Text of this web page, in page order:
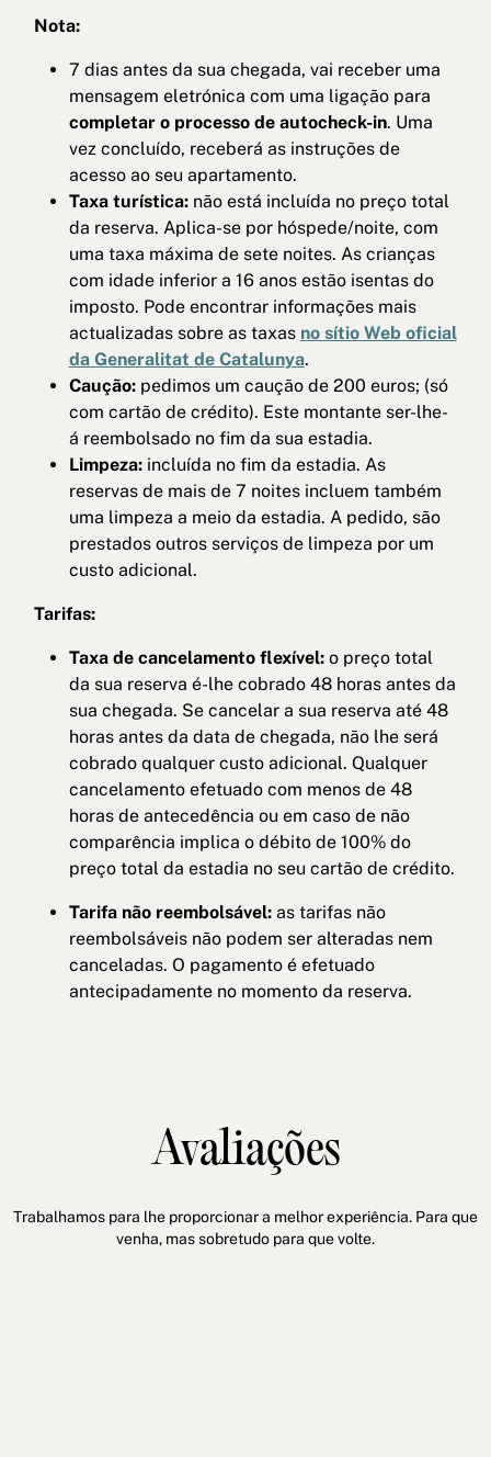
Nota:
7 dias antes da sua chegada, vai receber uma
mensagem eletrónica com uma ligação para
completar o processo de autocheck-in. Uma
vez concluído, receberá as instruções de
acesso ao seu apartamento.
Taxa turística: não está incluída no preço total
da reserva. Aplica-se por hóspede/noite, com
uma taxa máxima de sete noites. As crianças
com idade inferior a 16 anos estão isentas do
imposto. Pode encontrar informações mais
actualizadas sobre as taxas no sítio Web oficial
da Generalitat de Catalunya.
Caução: pedimos um caução de 200 euros; (só
com cartão de crédito). Este montante ser-lhe-
á reembolsado no fim da sua estadia.
Limpeza:incluída no fim da estadia. As
reservas de mais de 7 noites incluem também
uma limpeza a meio da estadia. A pedido, são
prestados outros serviços de limpeza por um
custo adicional.
Tarifas:
Taxa de cancelamento flexível:o preço total
da sua reserva é-lhe cobrado 48 horas antes da
sua chegada. Se cancelar a sua reserva até 48
horas antes da data de chegada, não lhe será
cobrado qualquer custo adicional. Qualquer
cancelamento efetuado com menos de 48
horas de antecedência ou em caso de não
comparência implica o débito de 100% do
preço total da estadia no seu cartão de crédito.
Tarifa não reembolsável:as tarifas não
reembolsáveis não podem ser alteradas nem
canceladas. O pagamento é efetuado
antecipadamente no momento da reserva.
Avaliações
Trabalhamos para lhe proporcionar a melhor experiência. Para que
venha, mas sobretudo para que volte.